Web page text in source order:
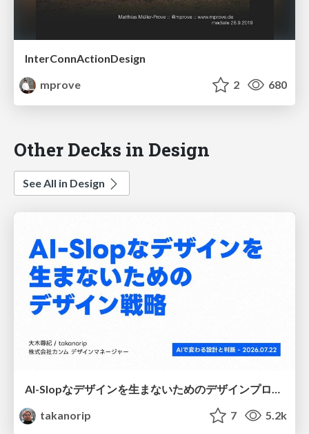
InterConnActionDesign
mprove
2 680
Other Decks in Design
See All in Design
takanorip
7 5.2k